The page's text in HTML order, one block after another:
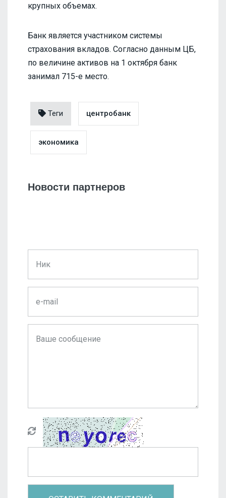
крупных объемах.
Банк является участником системы
страхования вкладов. Согласно данным ЦБ,
по величине активов на 1 октября банк
занимал 715-е место.
Теги центробанк
экономика
Новости партнеров